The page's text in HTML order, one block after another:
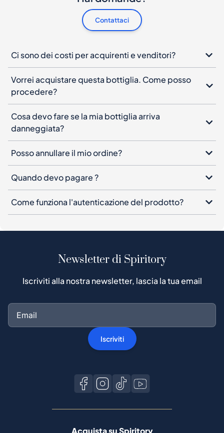
Contattaci
Ci sono dei costi per acquirenti e venditori?
Vorrei acquistare questa bottiglia. Come posso
procedere?
Cosa devo fare se la mia bottiglia arriva
danneggiata?
Posso annullare il mio ordine?
Quando devo pagare ?
Come funziona l'autenticazione del prodotto?
Newsletter di Spiritory
Iscriviti alla nostra newsletter, lascia la tua email
Iscriviti
Acquista su Spiritory